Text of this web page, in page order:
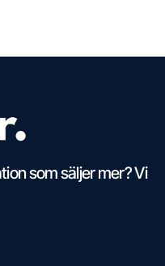
som säljer mer? Vi